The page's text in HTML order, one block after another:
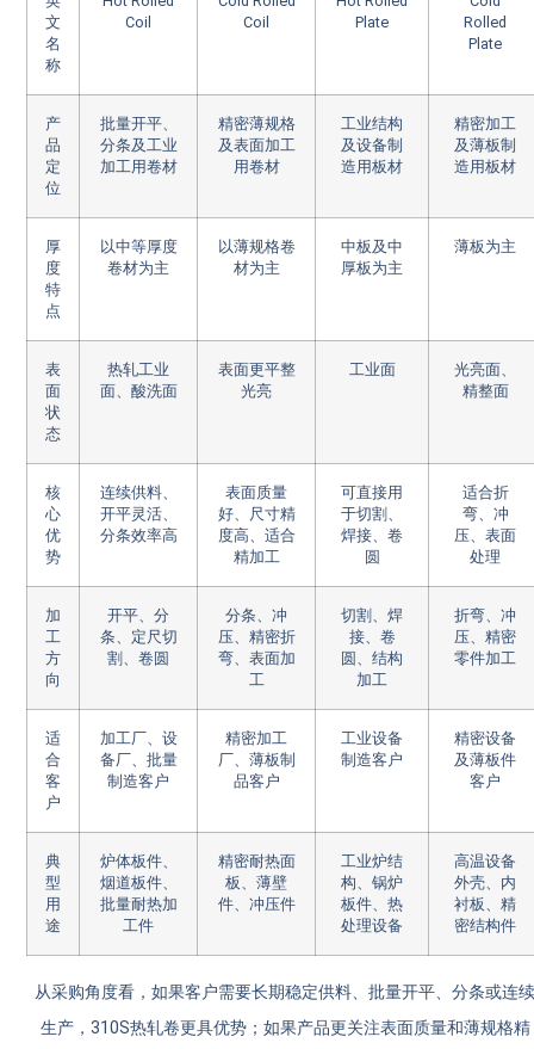
文
名
称
Coil
Coil
Plate
Rolled
Plate
产
品
定
位
批量开平、
分条及工业
加工用卷材
精密薄规格
及表面加工
用卷材
工业结构
及设备制
造用板材
精密加工
及薄板制
造用板材
厚
度
特
点
以中等厚度
卷材为主
以薄规格卷
材为主
中板及中
厚板为主
薄板为主
表
面
状
态
热轧工业
面、酸洗面
表面更平整
光亮
工业面
光亮面、
精整面
核
心
优
势
连续供料、
开平灵活、
分条效率高
表面质量
好、尺寸精
度高、适合
精加工
可直接用
于切割、
焊接、卷
圆
适合折
弯、冲
压、表面
处理
加
工
方
向
开平、分
条、定尺切
割、卷圆
分条、冲
压、精密折
弯、表面加
工
切割、焊
接、卷
圆、结构
加工
折弯、冲
压、精密
零件加工
适
合
客
户
加工厂、设
备厂、批量
制造客户
精密加工
厂、薄板制
品客户
工业设备
制造客户
精密设备
及薄板件
客户
典
型
用
途
炉体板件、
烟道板件、
批量耐热加
工件
精密耐热面
板、薄壁
件、冲压件
工业炉结
构、锅炉
板件、热
处理设备
高温设备
外壳、内
衬板、精
密结构件
从采购角度看，如果客户需要长期稳定供料、批量开平、分条或连续
生产，310S热轧卷更具优势；如果产品更关注表面质量和薄规格精